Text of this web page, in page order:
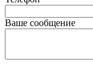
Ваше сообщение